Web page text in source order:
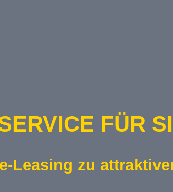
FÜR
Leasing zu